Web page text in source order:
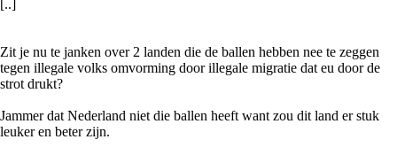
[..]
Zit je nu te janken over 2 landen die de ballen hebben nee te zeggen
tegen illegale volks omvorming door illegale migratie dat eu door de
strot drukt?
Jammer dat Nederland niet die ballen heeft want zou dit land er stuk
leuker en beter zijn.